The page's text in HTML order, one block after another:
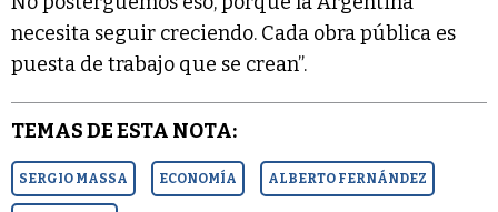
necesita seguir creciendo. Cada obra pública es
puesta de trabajo que se crean”.
TEMAS DE ESTA NOTA:
SERGIO MASSA ECONOMÍA ALBERTO FERNÁNDEZ